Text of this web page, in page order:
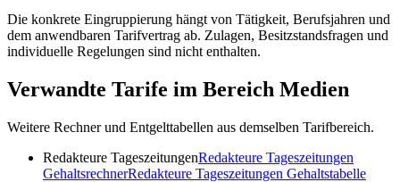
Die konkrete Eingruppierung hängt von Tätigkeit, Berufsjahren und
dem anwendbaren Tarifvertrag ab. Zulagen, Besitzstandsfragen und
individuelle Regelungen sind nicht enthalten.
Verwandte Tarife im Bereich Medien
Weitere Rechner und Entgelttabellen aus demselben Tarifbereich.
Redakteure TageszeitungenRedakteure Tageszeitungen
GehaltsrechnerRedakteure Tageszeitungen Gehaltstabelle